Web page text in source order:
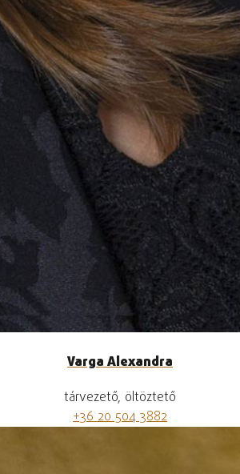
Varga Alexandra
tárvezető, öltöztető
+36 20 504 3882